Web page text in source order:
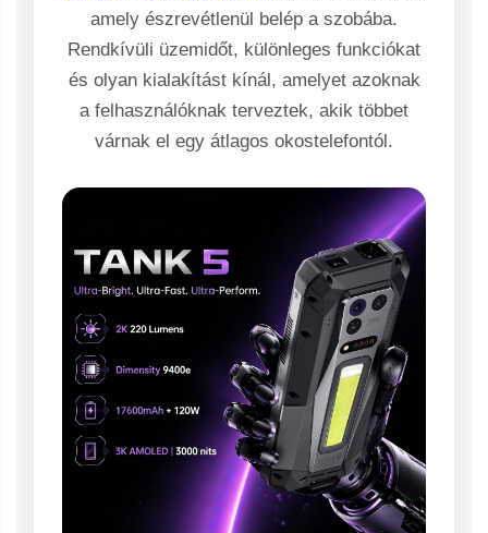
amely észrevétlenül belép a szobába.
Rendkívüli üzemidőt, különleges funkciókat
és olyan kialakítást kínál, amelyet azoknak
a felhasználóknak terveztek, akik többet
várnak el egy átlagos okostelefontól.